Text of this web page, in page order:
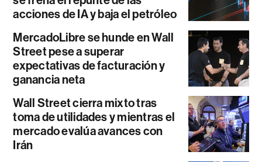
acciones de IA y baja el petróleo
MercadoLibre se hunde en Wall
Street pese a superar
expectativas de facturación y
ganancia neta
Wall Street cierra mixto tras
toma de utilidades y mientras el
mercado evalúa avances con
Irán